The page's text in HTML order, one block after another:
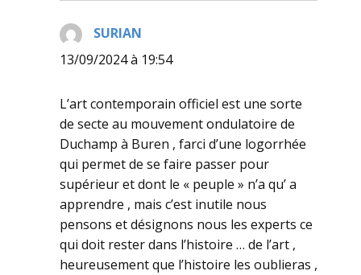
SURIAN
13/09/2024 à 19:54
L’art contemporain officiel est une sorte
de secte au mouvement ondulatoire de
Duchamp à Buren , farci d’une logorrhée
qui permet de se faire passer pour
supérieur et dont le « peuple » n’a qu’ a
apprendre , mais c’est inutile nous
pensons et désignons nous les experts ce
qui doit rester dans l’histoire … de l’art ,
heureusement que l’histoire les oublieras ,